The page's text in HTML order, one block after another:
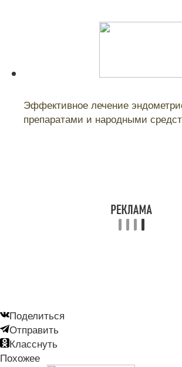
Эффективное лечение
препаратами и народными
Поделиться
Отправить
Класснуть
Похожее